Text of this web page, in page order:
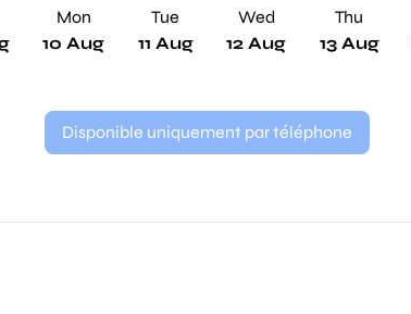
Mon
10 Aug
Tue
11 Aug
Wed
12 Aug
Thu
13 Aug
Disponible uniquement par téléphone